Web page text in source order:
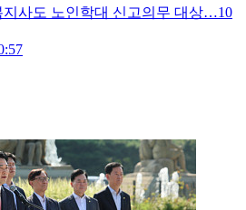
지사도 노인학대 신고의무 대상…10